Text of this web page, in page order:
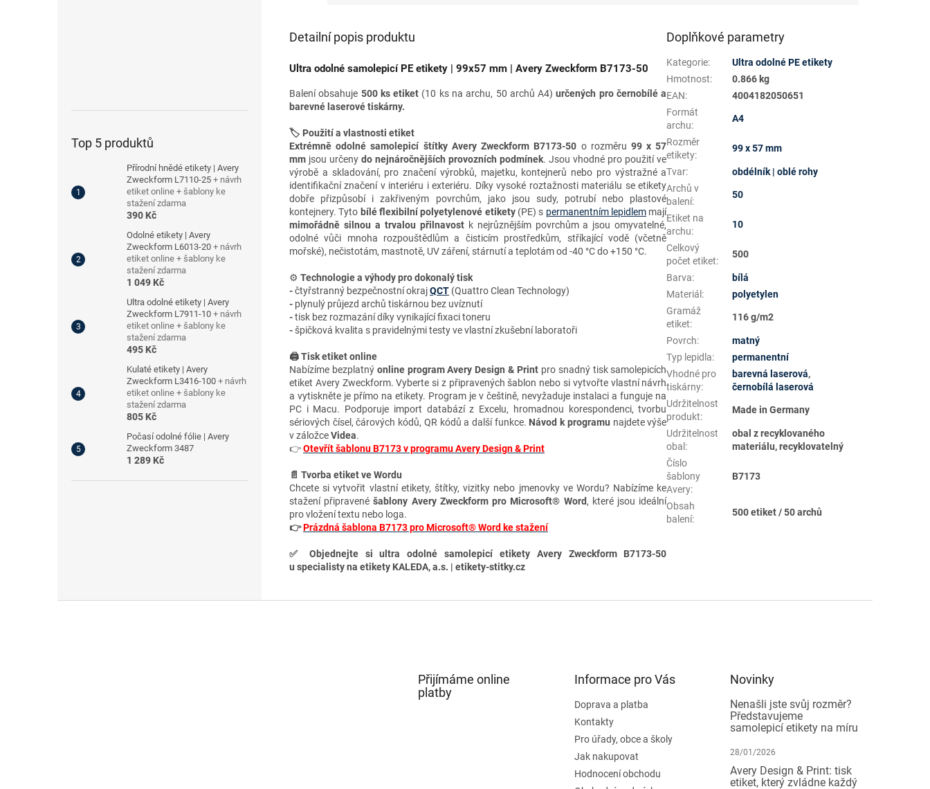
Top 5 produktů
Přírodní hnědé etikety | Avery
Zweckform L7110-25 + návrh
etiket online + šablony ke
stažení zdarma
390 Kč
Odolné etikety | Avery
Zweckform L6013-20 + návrh
etiket online + šablony ke
stažení zdarma
1 049 Kč
Ultra odolné etikety | Avery
Zweckform L7911-10 + návrh
etiket online + šablony ke
stažení zdarma
495 Kč
Kulaté etikety | Avery
Zweckform L3416-100 + návrh
etiket online + šablony ke
stažení zdarma
805 Kč
Počasí odolné fólie | Avery
Zweckform 3487
1 289 Kč
Detailní popis produktu
Ultra odolné samolepicí PE etikety | 99x57 mm | Avery Zweckform B7173-50
Balení obsahuje 500 ks etiket (10 ks na archu, 50 archů A4) určených pročernobílé a
barevné laserové tiskárny.
🏷️ Použití a vlastnosti etiket
Extrémně odolné samolepicí štítky Avery Zweckform B7173-50 o rozměru 99 x 57
mm jsou určenydo nejnáročnějších provozních podmínek. Jsou vhodné pro použití ve
výrobě a skladování, pro značení výrobků, majetku, kontejnerů nebo pro výstražné a
identifikační značení v interiéru i exteriéru. Díky vysoké roztažnosti materiálu se etikety
dobře přizpůsobí i zakřiveným povrchům, jako jsou sudy, potrubí nebo plastové
kontejnery. Tyto bílé flexibilní polyetylenové etikety (PE) s permanentním lepidlem mají
mimořádně silnou a trvalou přilnavostk nejrůznějším povrchům a jsou omyvatelné,
odolné vůči mnoha rozpouštědlům a čisticím prostředkům, stříkající vodě (včetně
mořské), nečistotám, mastnotě, UV záření, stárnutí a teplotám od -40 °C do +150 °C.
⚙️ Technologie a výhodypro dokonalý tisk
-čtyřstranný bezpečnostní okrajQCT (Quattro Clean Technology)
- plynulý průjezd archů tiskárnou bez uvíznutí
-tisk bez rozmazání díky vynikající fixaci toneru
- špičková kvalita s pravidelnými testy ve vlastní zkušební laboratoři
🖨️ Tisk etiket online
Nabízíme bezplatnýonline program Avery Design & Print pro snadný tisk samolepicích
etiket Avery Zweckform. Vyberte si z připravených šablon nebo si vytvořte vlastní návrh
a vytiskněte je přímo na etikety. Program je v češtině, nevyžaduje instalaci a funguje na
PC i Macu. Podporuje import databází z Excelu, hromadnou korespondenci, tvorbu
sériových čísel, čárových kódů, QR kódů a další funkce. Návod k programu najdete výše
v záložceVidea.
👉Otevřít šablonu B7173 v programu Avery Design & Print
📄 Tvorba etiket ve Wordu
Chcete si vytvořit vlastní etikety, štítky, vizitky nebo jmenovky ve Wordu? Nabízíme ke
stažení připravenéšablony Avery Zweckform pro Microsoft® Word, které jsou ideální
pro vložení textu nebo loga.
👉Prázdná šablona B7173 pro Microsoft® Word ke stažení
✅ Objednejte si ultra odolné samolepicí etikety Avery Zweckform B7173-50
u specialisty na etikety KALEDA, a.s. | etikety-stitky.cz
Doplňkové parametry
Kategorie:
Ultra odolné PE etikety
Hmotnost:
0.866 kg
EAN:
4004182050651
Formát
archu:
A4
Rozměr
etikety:
99 x 57 mm
Tvar:
obdélník | oblé rohy
Archů v
balení:
50
Etiket na
archu:
10
Celkový
počet etiket:
500
Barva:
bílá
Materiál :
polyetylen
Gramáž
etiket:
116 g/m2
Povrch:
matný
Typ lepidla:
permanentní
Vhodné pro
tiskárny:
barevná laserová,
černobílá laserová
Udržitelnost
produkt:
Made in Germany
Udržitelnost
obal :
obal z recyklovaného
materiálu, recyklovatelný
Číslo
šablony
Avery:
B7173
Obsah
balení:
500 etiket / 50 archů
Přijímáme online
platby
Informace pro Vás
Doprava a platba
Kontakty
Pro úřady, obce a školy
Jak nakupovat
Hodnocení obchodu
Novinky
Nenašli jste svůj rozměr?
Představujeme
samolepicí etikety na míru
28/01/2026
Avery Design & Print: tisk
etiket, který zvládne každý